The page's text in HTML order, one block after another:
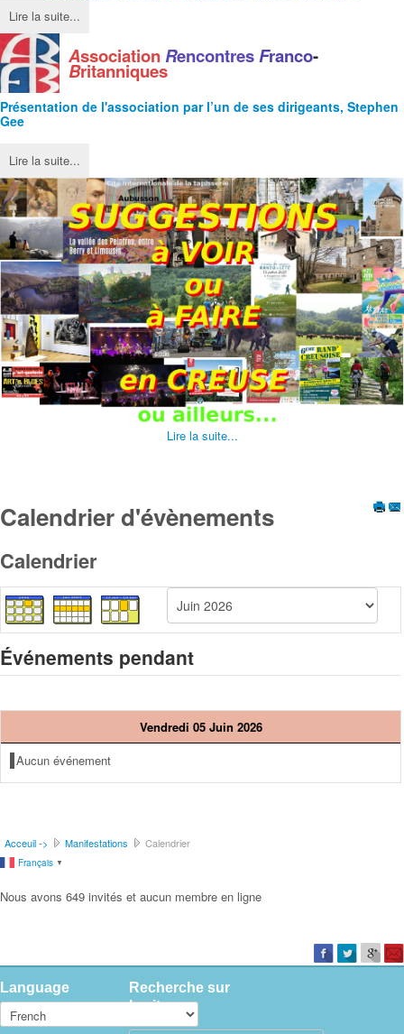
Lire la suite...
AssociationRencontresFranco-
Britanniques
Présentation de l'association par l’un de ses dirigeants, Stephen
Gee
Lire la suite...
Lire la suite...
Calendrier d'évènements
Calendrier
Événements pendant
Vendredi 05 Juin 2026
Aucun événement
Acceuil -> Manifestations Calendrier
Français ▼
Nous avons 649 invités et aucun membre en ligne
Language
Recherche sur
le site